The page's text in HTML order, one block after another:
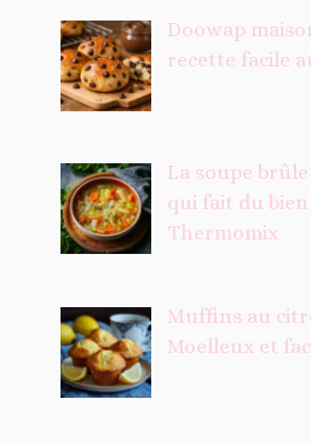
Doowap
recette facile
La soupe
qui fait du
Thermomix
Muffins au
Moelleux et